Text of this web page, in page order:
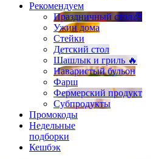
Рекомендуем
Праздничный стол🎉
Ужин дома
Стейки
Детский стол
Шашлык и гриль 🔥
Наваристый бульон
Фарш
Фермерский продукт
Субпродукты
Промокоды
Недельные
подборки
Кешбэк